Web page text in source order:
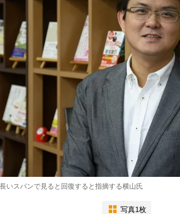
いスパンで見ると回復すると指摘する横山氏
写真1枚